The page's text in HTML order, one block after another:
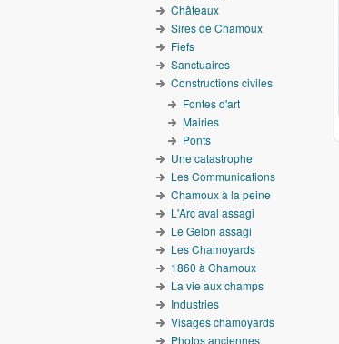
Châteaux
Sires de Chamoux
Fiefs
Sanctuaires
Constructions civiles
Fontes d'art
Mairies
Ponts
Une catastrophe
Les Communications
Chamoux à la peine
L'Arc aval assagi
Le Gelon assagi
Les Chamoyards
1860 à Chamoux
La vie aux champs
Industries
Visages chamoyards
Photos anciennes